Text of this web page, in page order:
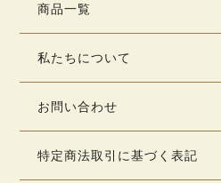
商品一覧
私たちについて
お問い合わせ
特定商法取引に基づく表記